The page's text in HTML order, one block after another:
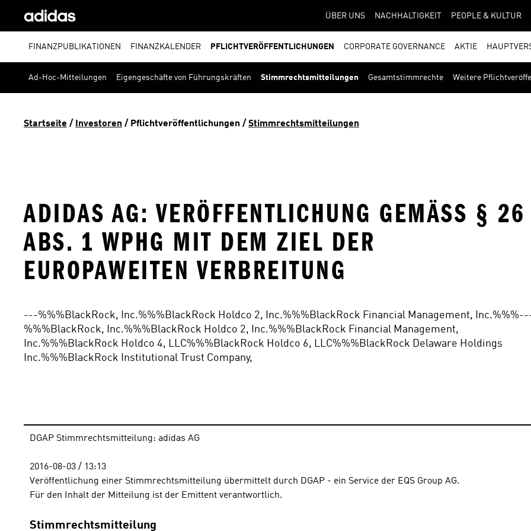
ÜBER UNS NACHHALTIGKEIT PEOPLE & KULTUR
FINANZPUBLIKATIONEN FINANZKALENDER PFLICHTVERÖFFENTLICHUNGEN CORPORATE GOVERNANCE AKTIE
Ad-Hoc-Mitteilungen Eigengeschäfte von Führungskräften Stimmrechtsmitteilungen Gesamtstimmrechte Weitere
Startseite / Investoren / Pflichtveröffentlichungen / Stimmrechtsmitteilungen
ADIDAS AG: VERÖFFENTLICHUNG GEMÄSS § 26 A
BS. 1 WPHG MIT DEM ZIEL DER E
UROPAWEITEN VERBREITUNG
---%%%BlackRock, Inc.%%%BlackRock Holdco 2, Inc.%%%BlackRock Financial Management,
%%%BlackRock, Inc.%%%BlackRock Holdco 2, Inc.%%%BlackRock Financial Management,
Inc.%%%BlackRock Holdco 4, LLC%%%BlackRock Holdco 6, LLC%%%BlackRock Delaware Holdings
Inc.%%%BlackRock Institutional Trust Company,
DGAP Stimmrechtsmitteilung: adidas AG
2016-08-03 / 13:13
Veröffentlichung einer Stimmrechtsmitteilung übermittelt durch DGAP - ein Service der EQS Group AG.
Für den Inhalt der Mitteilung ist der Emittent verantwortlich.
Stimmrechtsmitteilung